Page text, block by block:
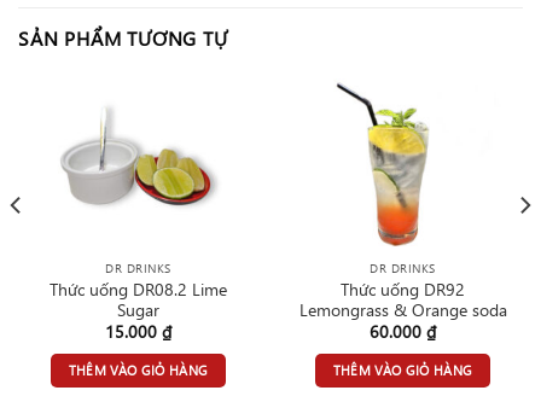
SẢN PHẨM TƯƠNG TỰ
DR DRINKS
Thức uống DR08.2 Lime
Sugar
15.000 ₫
THÊM VÀO GIỎ HÀNG
DR DRINKS
Thức uống DR92
Lemongrass & Orange soda
60.000 ₫
THÊM VÀO GIỎ HÀNG